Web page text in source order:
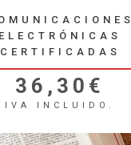
ELECTRÓNICAS
CERTIFICADAS
36,30 €
IVA INCLUIDO.